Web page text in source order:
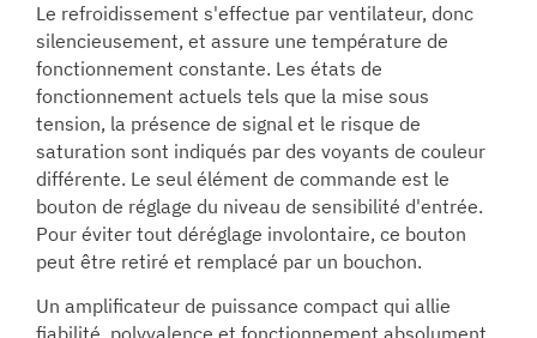
Le refroidissement s'effectue par ventilateur, donc
silencieusement, et assure une température de
fonctionnement constante. Les états de
fonctionnement actuels tels que la mise sous
tension, la présence de signal et le risque de
saturation sont indiqués par des voyants de couleur
différente. Le seul élément de commande est le
bouton de réglage du niveau de sensibilité d'entrée.
Pour éviter tout déréglage involontaire, ce bouton
peut être retiré et remplacé par un bouchon.
Un amplificateur de puissance compact qui allie